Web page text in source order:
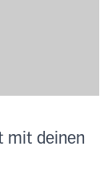
mit deinen